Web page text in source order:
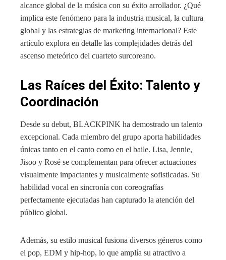
alcance global de la música con su éxito arrollador. ¿Qué
implica este fenómeno para la industria musical, la cultura
global y las estrategias de marketing internacional? Este
artículo explora en detalle las complejidades detrás del
ascenso meteórico del cuarteto surcoreano.
Las Raíces del Éxito: Talento y
Coordinación
Desde su debut, BLACKPINK ha demostrado un talento
excepcional. Cada miembro del grupo aporta habilidades
únicas tanto en el canto como en el baile. Lisa, Jennie,
Jisoo y Rosé se complementan para ofrecer actuaciones
visualmente impactantes y musicalmente sofisticadas. Su
habilidad vocal en sincronía con coreografías
perfectamente ejecutadas han capturado la atención del
público global.
Además, su estilo musical fusiona diversos géneros como
el pop, EDM y hip-hop, lo que amplía su atractivo a